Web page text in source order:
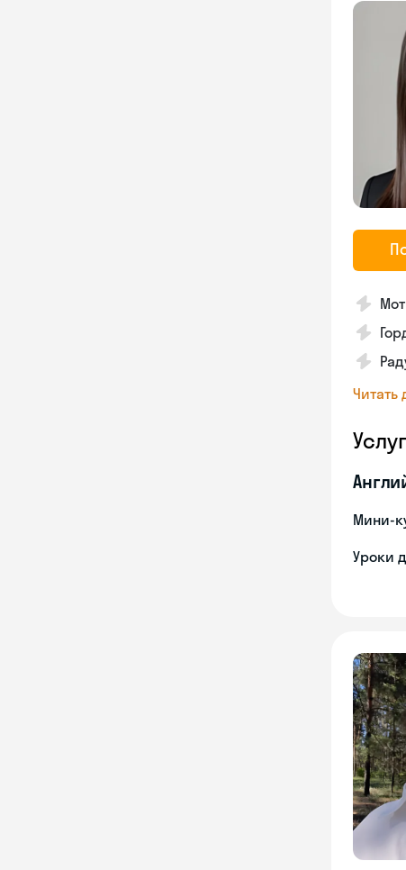
Читать
Мини-
Уроки